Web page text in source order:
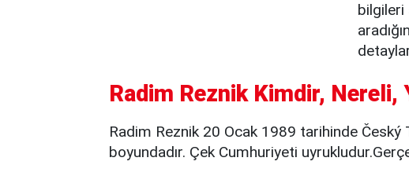
bilgileri
Radim Reznik Kimdir, Nereli,
Radim Reznik 20 Ocak 1989 tarihinde
boyundadır. Çek Cumhuriyeti